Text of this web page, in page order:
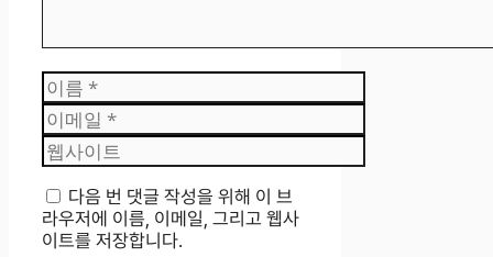
이
름
이
메
일
웹
사
이
트
다음 번 댓글 작성을 위해 이 브
라우저에 이름, 이메일, 그리고 웹사
이트를 저장합니다.